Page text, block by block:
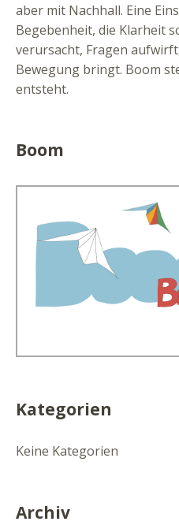
aber mit Nachhall. Eine
Begebenheit, die Klarheit
verursacht, Fragen
Bewegung bringt. Boom
entsteht.
Boom
Kategorien
Keine Kategorien
Archiv